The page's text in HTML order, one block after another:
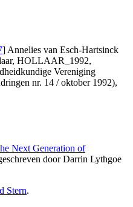
] Annelies van Esch-Hartsinck
HOLLAAR_1992,
Vereniging
nr. 14 / oktober 1992),
Next Generation of
door Darrin Lythgoe
Stern.